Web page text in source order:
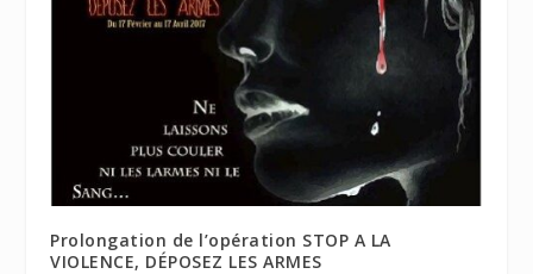
Prolongation de l’opération STOP A LA
VIOLENCE, DÉPOSEZ LES ARMES